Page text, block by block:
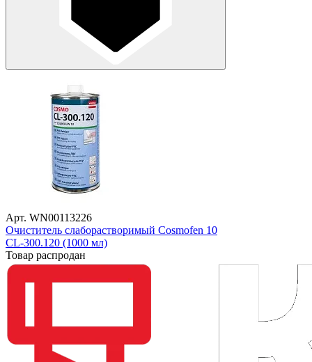
Арт. WN00113226
Очиститель слаборастворимый Cosmofen 10
CL-300.120 (1000 мл)
Товар распродан